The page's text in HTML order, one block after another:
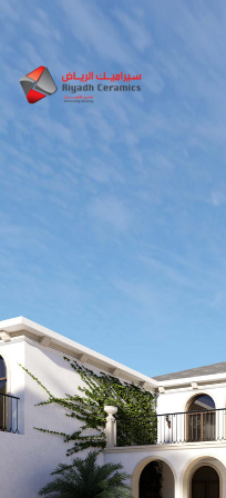
Exit VR
VR Setup
0:00 / 0:00
加载中...
loading 29%